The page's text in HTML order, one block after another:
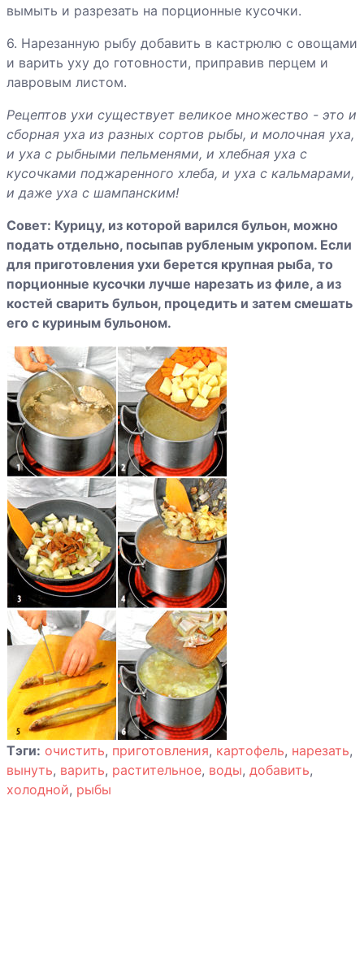
вымыть и разрезать на порционные кусочки.
6. Нарезанную рыбу добавить в кастрюлю с овощами
и варить уху до готовности, приправив перцем и
лавровым листом.
Рецептов ухи существует великое множество - это и
сборная уха из разных сортов рыбы, и молочная уха,
и уха с рыбными пельменями, и хлебная уха с
кусочками поджаренного хлеба, и уха с кальмарами,
и даже уха с шампанским!
Совет: Курицу, из которой варился бульон, можно
подать отдельно, посыпав рубленым укропом. Если
для приготовления ухи берется крупная рыба, то
порционные кусочки лучше нарезать из филе, а из
костей сварить бульон, процедить и затем смешать
его с куриным бульоном.
Тэги: очистить, приготовления, картофель, нарезать,
вынуть, варить, растительное, воды, добавить,
холодной, рыбы